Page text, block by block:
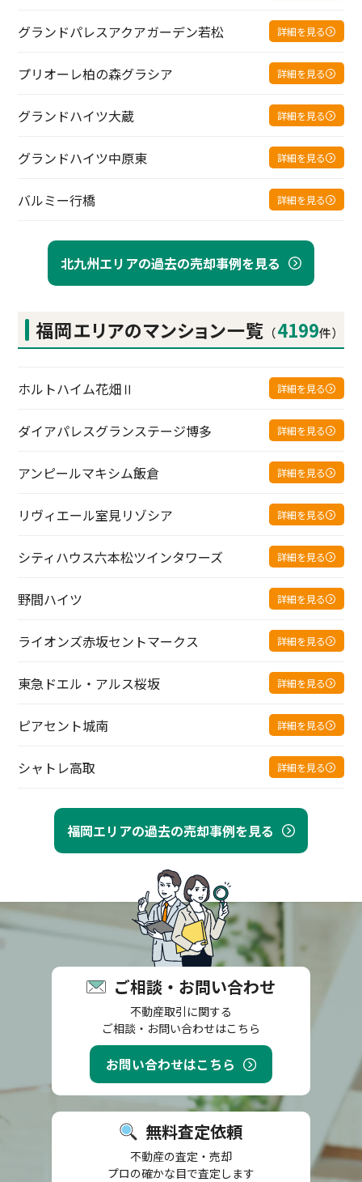
北九州エリアの過去の売却事例を見る
グランドパレスアクアガーデン若松 詳細を見る
プリオーレ柏の森グラシア 詳細を見る
グランドハイツ大蔵 詳細を見る
グランドハイツ中原東 詳細を見る
バルミー行橋 詳細を見る
福岡エリアの過去の売却事例を見る
福岡エリアのマンション一覧 （4199件）
ホルトハイム花畑Ⅱ 詳細を見る
ダイアパレスグランステージ博多 詳細を見る
アンピールマキシム飯倉 詳細を見る
リヴィエール室見リゾシア 詳細を見る
シティハウス六本松ツインタワーズ 詳細を見る
野間ハイツ 詳細を見る
ライオンズ赤坂セントマークス 詳細を見る
東急ドエル・アルス桜坂 詳細を見る
ピアセント城南 詳細を見る
シャトレ高取 詳細を見る
ご相談・お問い合わせ
不動産取引に関する
ご相談・お問い合わせはこちら
お問い合わせはこちら
無料査定依頼
不動産の査定・売却
プロの確かな目で査定します